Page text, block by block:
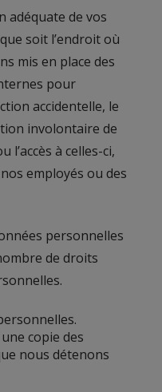
adéquate de vos
soit l’endroit où
mis en place des
pour
accidentelle, le
involontaire de
l’accès à celles-ci,
employés ou des
personnelles
de droits
copie des
nous détenons